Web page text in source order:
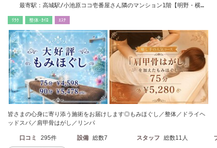
最寄駅：高城駅/小池原ココ壱番屋さん隣のマンション1階【明野・横
ﾘﾗｸ 整体･ｶｲﾛ ｴｽﾃ
皆さまの心身に寄り添う施術をお届けします◎もみほぐし／整体／ドライヘ
ッドスパ／肩甲骨はがし／リンパ
口コミ 295件 設備 総数7 スタッフ 総数11人